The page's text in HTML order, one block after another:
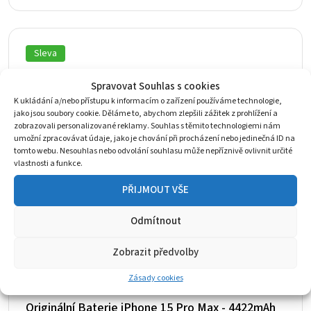
Spravovat Souhlas s cookies
K ukládání a/nebo přístupu k informacím o zařízení používáme technologie,
jako jsou soubory cookie. Děláme to, abychom zlepšili zážitek z prohlížení a
zobrazovali personalizované reklamy. Souhlas s těmito technologiemi nám
umožní zpracovávat údaje, jako je chování při procházení nebo jedinečná ID na
tomto webu. Nesouhlas nebo odvolání souhlasu může nepříznivě ovlivnit určité
vlastnosti a funkce.
PŘIJMOUT VŠE
Odmítnout
Zobrazit předvolby
Zásady cookies
byla:
550 Kč.
je:
510 Kč.
Sleva